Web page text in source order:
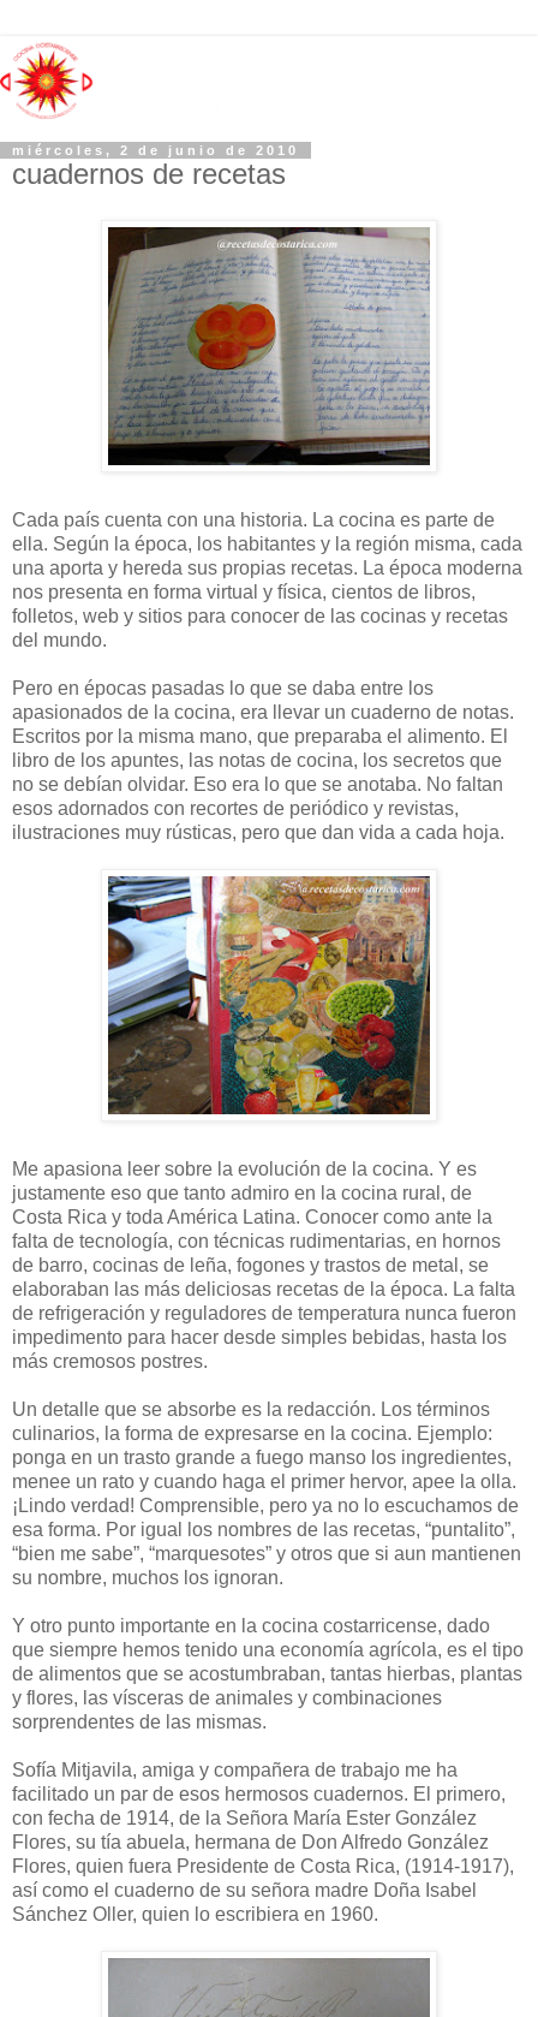
miércoles, 2 de junio de 2010
cuadernos de recetas
Cada país cuenta con una historia. La cocina es parte de
ella. Según la época, los habitantes y la región misma, cada
una aporta y hereda sus propias recetas. La época moderna
nos presenta en forma virtual y física, cientos de libros,
folletos, web y sitios para conocer de las cocinas y recetas
del mundo.
Pero en épocas pasadas lo que se daba entre los
apasionados de la cocina, era llevar un cuaderno de notas.
Escritos por la misma mano, que preparaba el alimento. El
libro de los apuntes, las notas de cocina, los secretos que
no se debían olvidar. Eso era lo que se anotaba. No faltan
esos adornados con recortes de periódico y revistas,
ilustraciones muy rústicas, pero que dan vida a cada hoja.
Me apasiona leer sobre la evolución de la cocina. Y es
justamente eso que tanto admiro en la cocina rural, de
Costa Rica y toda América Latina. Conocer como ante la
falta de tecnología, con técnicas rudimentarias, en hornos
de barro, cocinas de leña, fogones y trastos de metal, se
elaboraban las más deliciosas recetas de la época. La falta
de refrigeración y reguladores de temperatura nunca fueron
impedimento para hacer desde simples bebidas, hasta los
más cremosos postres.
Un detalle que se absorbe es la redacción. Los términos
culinarios, la forma de expresarse en la cocina. Ejemplo:
ponga en un trasto grande a fuego manso los ingredientes,
menee un rato y cuando haga el primer hervor, apee la olla.
¡Lindo verdad! Comprensible, pero ya no lo escuchamos de
esa forma. Por igual los nombres de las recetas, “puntalito”,
“bien me sabe”, “marquesotes” y otros que si aun mantienen
su nombre, muchos los ignoran.
Y otro punto importante en la cocina costarricense, dado
que siempre hemos tenido una economía agrícola, es el tipo
de alimentos que se acostumbraban, tantas hierbas, plantas
y flores, las vísceras de animales y combinaciones
sorprendentes de las mismas.
Sofía Mitjavila, amiga y compañera de trabajo me ha
facilitado un par de esos hermosos cuadernos. El primero,
con fecha de 1914, de la Señora María Ester González
Flores, su tía abuela, hermana de Don Alfredo González
Flores, quien fuera Presidente de Costa Rica, (1914-1917),
así como el cuaderno de su señora madre Doña Isabel
Sánchez Oller, quien lo escribiera en 1960.